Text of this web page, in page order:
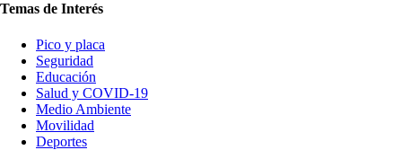
Temas de Interés
Pico y placa
Seguridad
Educación
Salud y COVID-19
Medio Ambiente
Movilidad
Deportes